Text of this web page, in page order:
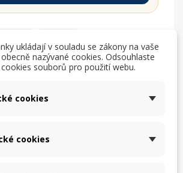
ukládají v souladu se zákony na vaše
nazývané cookies. Odsouhlaste
souborů pro použití webu.
cookies
cookies